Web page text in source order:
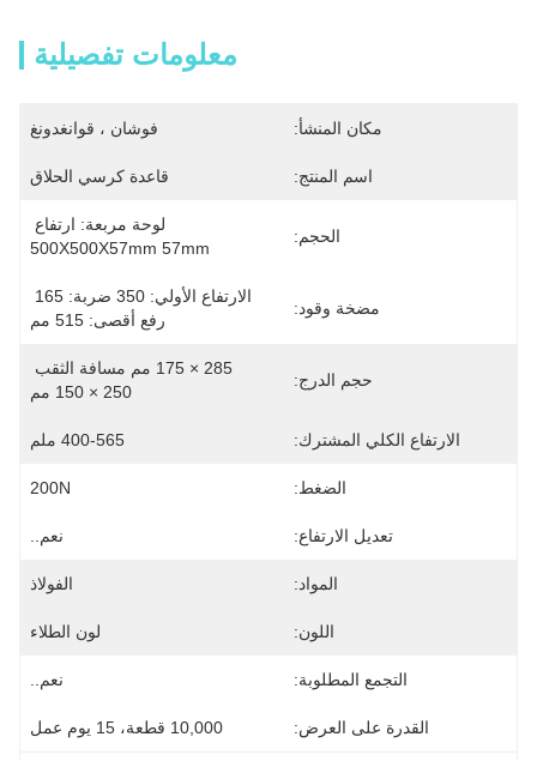
معلومات تفصيلية
مكان المنشأ: فوشان ، قوانغدونغ
اسم المنتج: قاعدة كرسي الحلاق
الحجم:
500X500X57mm 57mm
مضخة وقود:
رفع أقصى: 515 مم
حجم الدرج:
250 × 150 مم
الارتفاع الكلي المشترك: 400-565 ملم
الضغط: 200N
تعديل الارتفاع: نعم..
المواد: الفولاذ
اللون: لون الطلاء
التجمع المطلوبة: نعم..
القدرة على العرض: 10,000 قطعة، 15 يوم عمل